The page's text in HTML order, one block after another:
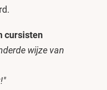
cursisten
wijze van